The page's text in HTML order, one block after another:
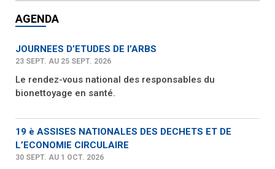
AGENDA
JOURNEES D’ETUDES DE l’ARBS
23 SEPT. AU 25 SEPT. 2026
Le rendez-vous national des responsables du
bionettoyage en santé.
19 è ASSISES NATIONALES DES DECHETS ET DE
L’ECONOMIE CIRCULAIRE
30 SEPT. AU 1 OCT. 2026